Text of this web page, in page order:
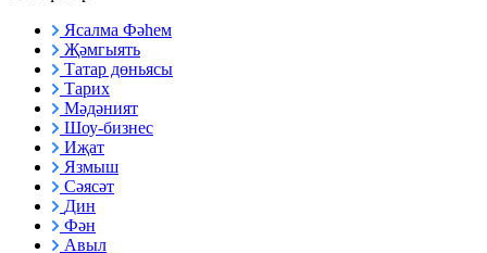
Ясалма Фәһем
Җәмгыять
Татар дөньясы
Тарих
Мәдәният
Шоу-бизнес
Иҗат
Язмыш
Сәясәт
Дин
Фән
Авыл